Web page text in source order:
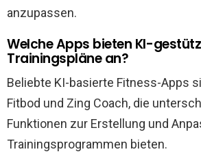
anzupassen.
Welche Apps bieten KI-
Trainingspläne an?
Beliebte KI-basierte Fitness-Apps
Fitbod und Zing Coach, die
Funktionen zur Erstellung und
Trainingsprogrammen bieten.